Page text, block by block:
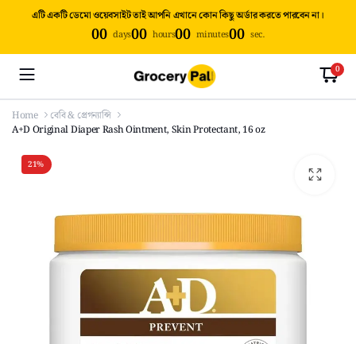
এটি একটি ডেমো ওয়েবসাইট তাই আপনি এখানে কোন কিছু অর্ডার করতে পারবেন না।
00 days00 hours00 minutes00 sec.
0
Home
বেবি & প্রেগন্যান্সি
A+D Original Diaper Rash Ointment, Skin Protectant, 16 oz
21%